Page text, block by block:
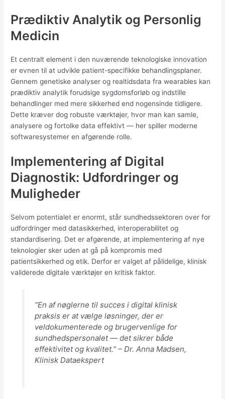
Prædiktiv Analytik og Personlig
Medicin
Et centralt element i den nuværende teknologiske innovation
er evnen til at udvikle patient-specifikke behandlingsplaner.
Gennem genetiske analyser og realtidsdata fra wearables kan
prædiktiv analytik forudsige sygdomsforløb og indstille
behandlinger med mere sikkerhed end nogensinde tidligere.
Dette kræver dog robuste værktøjer, hvor man kan samle,
analysere og fortolke data effektivt — her spiller moderne
softwaresystemer en afgørende rolle.
Implementering af Digital
Diagnostik: Udfordringer og
Muligheder
Selvom potentialet er enormt, står sundhedssektoren over for
udfordringer med datasikkerhed, interoperabilitet og
standardisering. Det er afgørende, at implementering af nye
teknologier sker uden at gå på kompromis med
patientsikkerhed og etik. Derfor er valget af pålidelige, klinisk
validerede digitale værktøjer en kritisk faktor.
“En af nøglerne til succes i digital klinisk
praksis er at vælge løsninger, der er
veldokumenterede og brugervenlige for
sundhedspersonalet — det sikrer både
effektivitet og kvalitet.” – Dr. Anna Madsen,
Klinisk Dataekspert